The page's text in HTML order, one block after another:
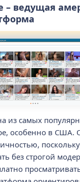
– ведущая
из самых
особенно в США.
без строгой